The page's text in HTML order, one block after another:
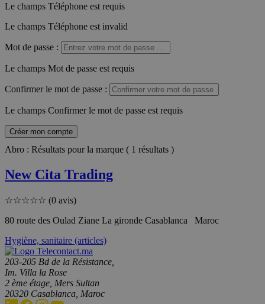
Le champs Téléphone est requis
Le champs Téléphone est invalid
Mot de passe :
Le champs Mot de passe est requis
Confirmer le mot de passe :
Le champs Confirmer le mot de passe est requis
Créer mon compte
Abro : Résultats pour la marque ( 1 résultats )
New Cita Trading
☆☆☆☆☆ (0 avis)
80 route des Oulad Ziane La gironde Casablanca Maroc
Hygiène, sanitaire (articles)
203-205 Bd de la Résistance,
Im. Villa la Rose
2 ème étage, Mers Sultan
20320 Casablanca, Maroc